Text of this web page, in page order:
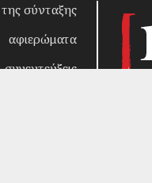
της σύνταξης
αφιερώματα
συνεντεύξεις